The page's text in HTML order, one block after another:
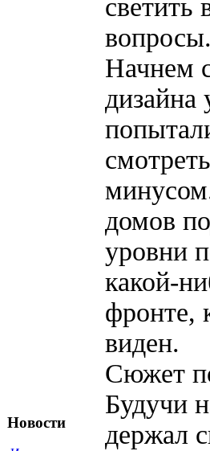
Новости
светить
вопросы.
Начнем
домов
уровни
какой-
фронте,
виден.
Сюжет
Будучи
держал